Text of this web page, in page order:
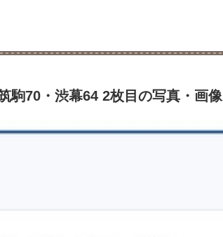
駒70・渋幕64 2枚目の写真・画像